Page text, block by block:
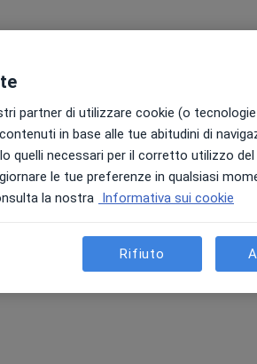
Domani
7 Ago
Sab,
8 Ago
Dom,
9 Ago
Mostra profilo
partner di utilizzare cookie (o
in base alle tue abitudini di
quelli necessari per il corretto utilizzo
le tue preferenze in qualsiasi
la nostra Informativa sui cookie
Rifiuto